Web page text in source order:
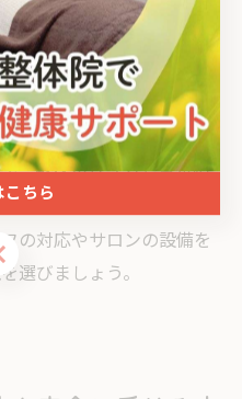
重い持病がある場合は、
も必ず伝えるようにして
についてしっかり説明
要です。
、整体のリスクを最小限
ことができます。初めて
の対応やサロンの設備を
選びましょう。
こちら
ちら